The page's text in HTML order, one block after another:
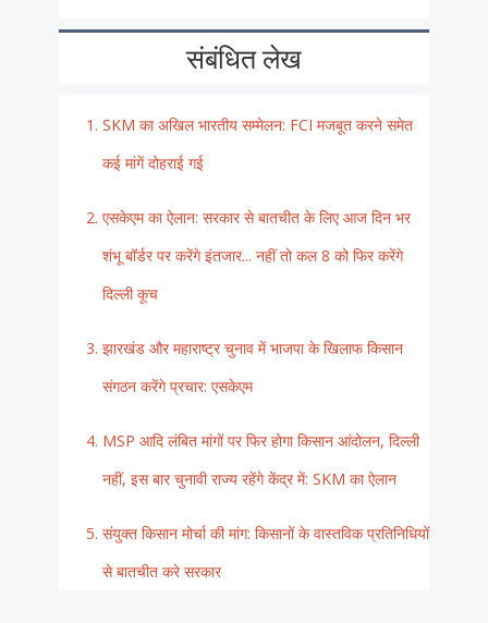
संबंधित लेख
SKM का अखिल भारतीय सम्मेलन: FCI मजबूत करने समेत
कई मांगें दोहराई गई
एसकेएम का ऐलान: सरकार से बातचीत के लिए आज दिन भर
शंभू बॉर्डर पर करेंगे इंतजार... नहीं तो कल 8 को फिर करेंगे
दिल्ली कूच
झारखंड और महाराष्ट्र चुनाव में भाजपा के खिलाफ किसान
संगठन करेंगे प्रचार: एसकेएम
MSP आदि लंबित मांगों पर फिर होगा किसान आंदोलन, दिल्ली
नहीं, इस बार चुनावी राज्य रहेंगे केंद्र में: SKM का ऐलान
संयुक्त किसान मोर्चा की मांग: किसानों के वास्तविक प्रतिनिधियों
से बातचीत करे सरकार